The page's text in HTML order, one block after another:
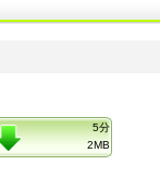
5分
2MB